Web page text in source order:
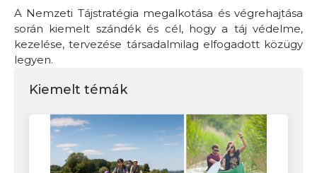
A Nemzeti Tájstratégia megalkotása és végrehajtása
során kiemelt szándék és cél, hogy a táj védelme,
kezelése, tervezése társadalmilag elfogadott közügy
legyen.
Kiemelt témák